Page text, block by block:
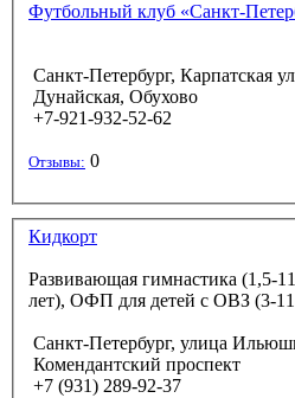
Футбольный клуб «Санкт-
Санкт-Петербург, Карпатская
Дунайская, Обухово
+7-921-932-52-62
Отзывы: 0
Кидкорт
Развивающая гимнастика (1,5-
лет), ОФП для детей с ОВЗ (3-11
Санкт-Петербург, улица
Комендантский проспект
+7 (931) 289-92-37